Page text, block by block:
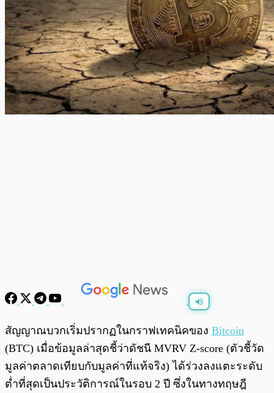
สัญญาณบวกเริ่มปรากฏในกราฟเทคนิคของ Bitcoin
(BTC) เมื่อข้อมูลล่าสุดชี้ว่าดัชนี MVRV Z-score (ตัวชี้วัด
มูลค่าตลาดเทียบกับมูลค่าที่แท้จริง) ได้ร่วงลงแตะระดับ
ต่ำที่สุดเป็นประวัติการณ์ในรอบ 2 ปี ซึ่งในทางทฤษฎี